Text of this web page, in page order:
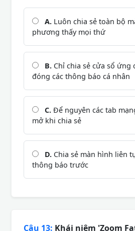
A. Luôn chia sẻ toàn bộ
phương thấy mọi thứ
B. Chỉ chia sẻ cửa sổ ứng
đóng các thông báo cá nhân
C. Để nguyên các tab
mở khi chia sẻ
D. Chia sẻ màn hình liên
thông báo trước
Câu 13: Khái niệm 'Zoom